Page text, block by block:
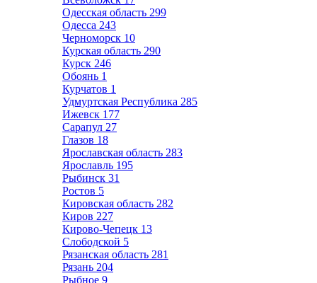
Одесская область 299
Одесса 243
Черноморск 10
Курская область 290
Курск 246
Обоянь 1
Курчатов 1
Удмуртская Республика 285
Ижевск 177
Сарапул 27
Глазов 18
Ярославская область 283
Ярославль 195
Рыбинск 31
Ростов 5
Кировская область 282
Киров 227
Кирово-Чепецк 13
Слободской 5
Рязанская область 281
Рязань 204
Рыбное 9